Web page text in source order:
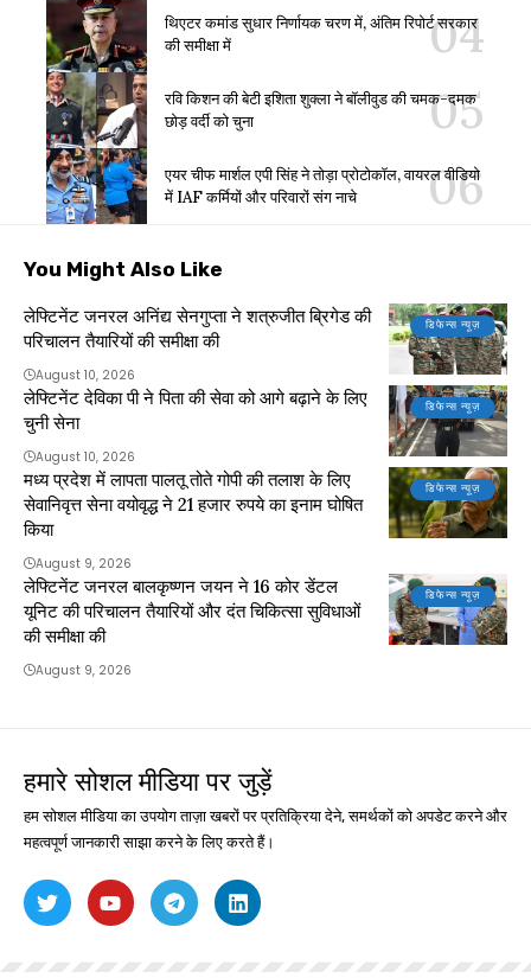
थिएटर कमांड सुधार निर्णायक चरण में, अंतिम रिपोर्ट सरकार
की समीक्षा में
रवि किशन की बेटी इशिता शुक्ला ने बॉलीवुड की चमक-दमक
छोड़ वर्दी को चुना
एयर चीफ मार्शल एपी सिंह ने तोड़ा प्रोटोकॉल, वायरल वीडियो
में IAF कर्मियों और परिवारों संग नाचे
You Might Also Like
डिफेन्स न्यूज़
लेफ्टिनेंट जनरल अनिंद्य सेनगुप्ता ने शत्रुजीत ब्रिगेड की
परिचालन तैयारियों की समीक्षा की
August 10, 2026
डिफेन्स न्यूज़
लेफ्टिनेंट देविका पी ने पिता की सेवा को आगे बढ़ाने के लिए
चुनी सेना
August 10, 2026
डिफेन्स न्यूज़
मध्य प्रदेश में लापता पालतू तोते गोपी की तलाश के लिए
सेवानिवृत्त सेना वयोवृद्ध ने 21 हजार रुपये का इनाम घोषित
किया
August 9, 2026
डिफेन्स न्यूज़
लेफ्टिनेंट जनरल बालकृष्णन जयन ने 16 कोर डेंटल
यूनिट की परिचालन तैयारियों और दंत चिकित्सा सुविधाओं
की समीक्षा की
August 9, 2026
हमारे सोशल मीडिया पर जुड़ें
हम सोशल मीडिया का उपयोग ताज़ा खबरों पर प्रतिक्रिया देने, समर्थकों को अपडेट करने और
महत्वपूर्ण जानकारी साझा करने के लिए करते हैं।